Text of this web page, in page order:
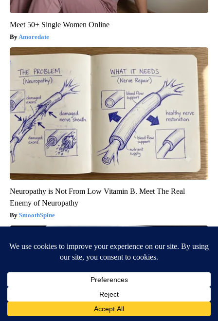
Meet 50+ Single Women Online
Amoredate
Neuropathy is Not From Low Vitamin B. Meet The Real
Enemy of Neuropathy
SmoothSpine